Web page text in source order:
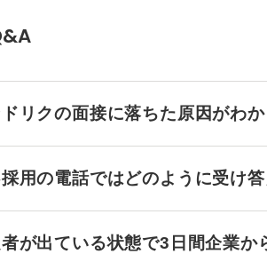
リクの面接に落ちた原因がわか
用の電話ではどのように受け
が出ている状態で3日間企業か